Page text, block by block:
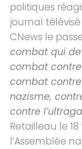
politiques
journal télévisé
CNews le
combat qui
combat contre
combat
nazisme,
contre
Retailleau le
l’Assemblée